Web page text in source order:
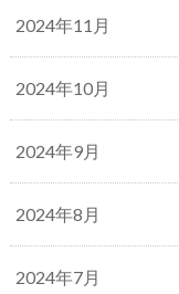
2024年11月
2024年10月
2024年9月
2024年8月
2024年7月